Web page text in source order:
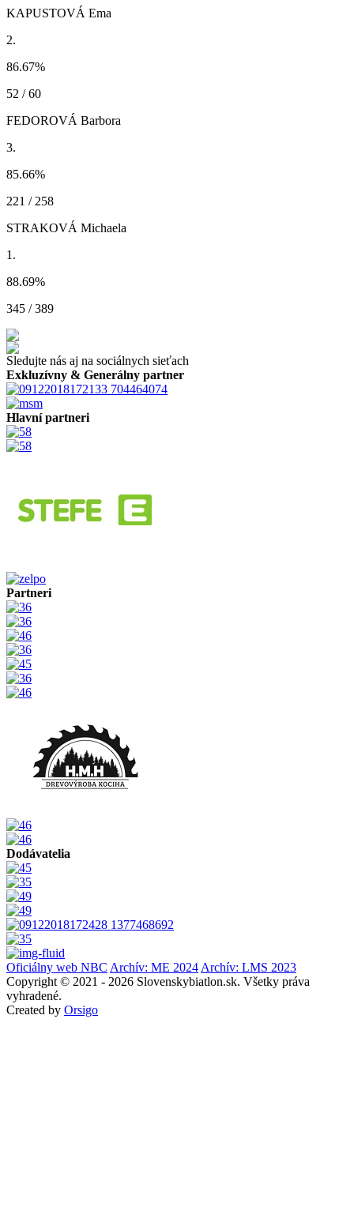
KAPUSTOVÁ Ema
2.
86.67%
52 / 60
FEDOROVÁ Barbora
3.
85.66%
221 / 258
STRAKOVÁ Michaela
1.
88.69%
345 / 389
Sledujte nás aj na sociálnych sieťach
Exkluzívny & Generálny partner
Hlavní partneri
Partneri
Dodávatelia
Oficiálny web NBC Archív: ME 2024 Archív: LMS 2023
Copyright © 2021 - 2026 Slovenskybiatlon.sk. Všetky práva
vyhradené.
Created by Orsigo